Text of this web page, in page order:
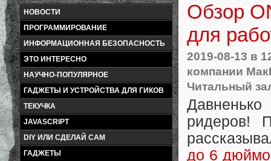
НОВОСТИ
ПРОГРАММИРОВАНИЕ
ИНФОРМАЦИОННАЯ БЕЗОПАСНОСТЬ
ЭТО ИНТЕРЕСНО
НАУЧНО-ПОПУЛЯРНОЕ
ГАДЖЕТЫ И УСТРОЙСТВА ДЛЯ ГИКОВ
ТЕКУЧКА
JAVASCRIPT
DIY ИЛИ СДЕЛАЙ САМ
ГАДЖЕТЫ
Обзор
для
2019-08-13 в
компании
Читальный
ридеров!
до 6